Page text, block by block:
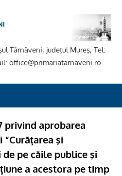
Târnăveni, judeţul Mureş, Tel:
office@primariatarnaveni.ro
privind aprobarea
şi
pe căile publice şi
a acestora pe timp